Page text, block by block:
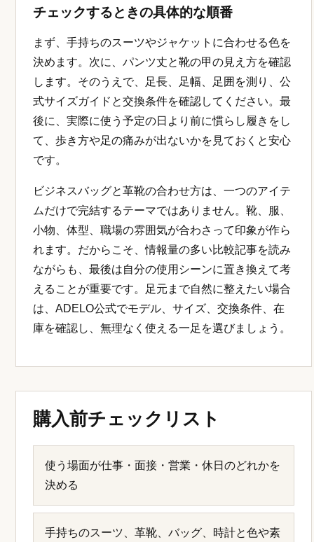
チェックするときの具体的な順番
まず、手持ちのスーツやジャケットに合わせる色を
決めます。次に、パンツ丈と靴の甲の見え方を確認
します。そのうえで、足長、足幅、足囲を測り、公
式サイズガイドと交換条件を確認してください。最
後に、実際に使う予定の日より前に慣らし履きをし
て、歩き方や足の痛みが出ないかを見ておくと安心
です。
ビジネスバッグと革靴の合わせ方は、一つのアイテ
ムだけで完結するテーマではありません。靴、服、
小物、体型、職場の雰囲気が合わさって印象が作ら
れます。だからこそ、情報量の多い比較記事を読み
ながらも、最後は自分の使用シーンに置き換えて考
えることが重要です。足元まで自然に整えたい場合
は、ADELO公式でモデル、サイズ、交換条件、在
庫を確認し、無理なく使える一足を選びましょう。
購入前チェックリスト
使う場面が仕事・面接・営業・休日のどれかを
決める
手持ちのスーツ、革靴、バッグ、時計と色や素